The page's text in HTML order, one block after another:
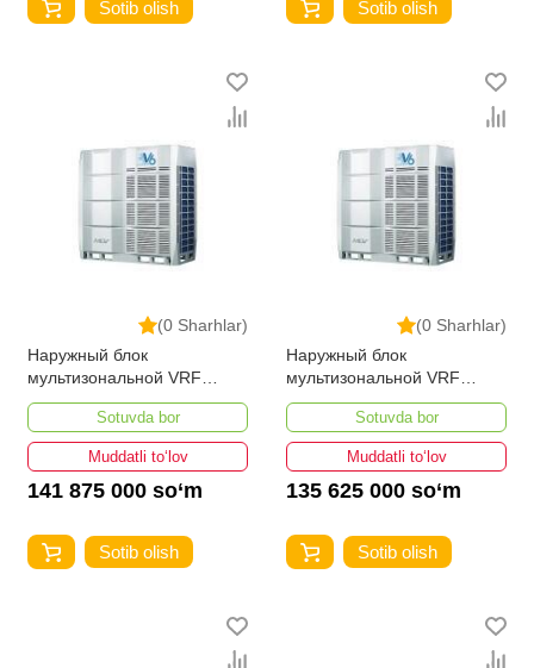
Sotib olish Sotib olish
(0 Sharhlar)
Наружный блок
мультизональной VRF
системы MDV MDV6-
785WV2GN1Sotuvda bor
Muddatli to‘lov
141 875 000 so‘m
Sotib olish
(0 Sharhlar)
Наружный блок
мультизональной VRF
системы MDV6-
730WV2GN1Sotuvda bor
Muddatli to‘lov
135 625 000 so‘m
Sotib olish